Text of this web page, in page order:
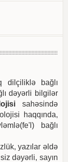
dilçiliklə bağlı
dəyərli bilgilər
sahəsində
haqqında,
bağlı
yazılar əldə
dəyərli, sayın